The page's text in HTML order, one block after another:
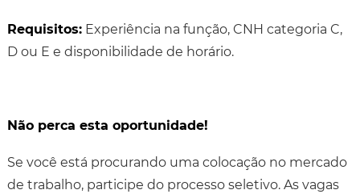
Requisitos:Experiência na função, CNH categoria C,
D ou E e disponibilidade de horário.
Não perca esta oportunidade!
Se você está procurando uma colocação no mercado
de trabalho, participe do processo seletivo. As vagas